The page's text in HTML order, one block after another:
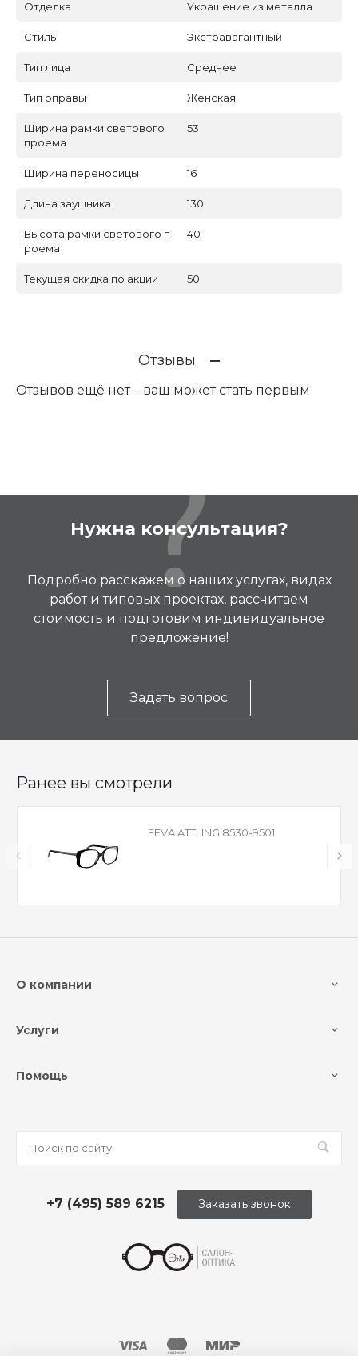
Отделка Украшение из металла
Стиль Экстравагантный
Тип лица Среднее
Тип оправы Женская
Ширина рамки светового
проема
53
Ширина переносицы 16
Длина заушника 130
Высота рамки светового п
роема
40
Текущая скидка по акции 50
Отзывы
Отзывов ещё нет – ваш может стать первым
Нужна консультация?
Подробно расскажем о наших услугах, видах
работ и типовых проектах, рассчитаем
стоимость и подготовим индивидуальное
предложение!
Задать вопрос
Ранее вы смотрели
EFVA ATTLING 8530-9501
О компании
Услуги
Помощь
+7 (495) 589 6215 Заказать звонок